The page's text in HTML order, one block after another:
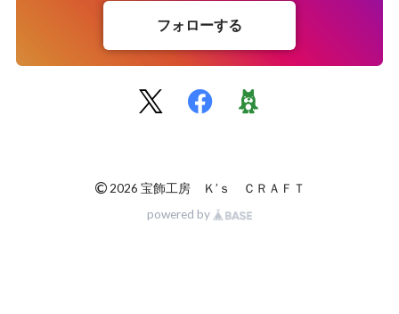
フォローする
© 2026 宝飾工房 Ｋ’ｓ ＣＲＡＦＴ
powered by